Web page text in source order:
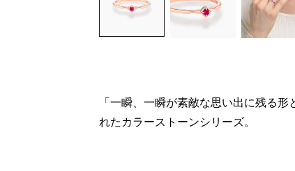
「一瞬、一瞬が素敵な思い出に残る
れたカラーストーンシリーズ。